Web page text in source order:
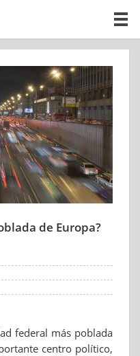
de Europa?
federal más poblada
centro político,